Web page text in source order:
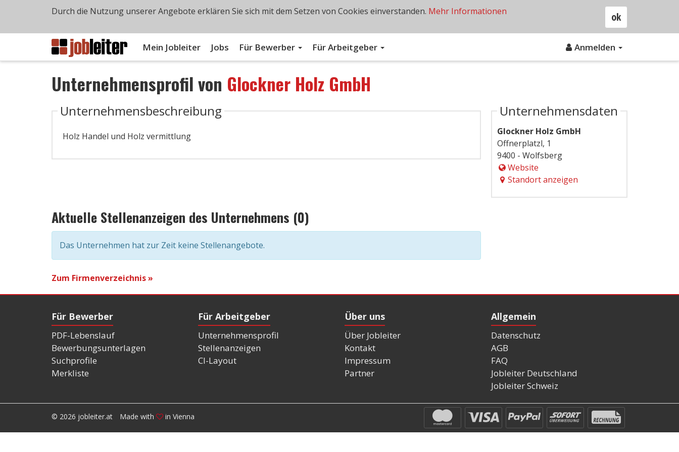
Mein Jobleiter Jobs Für Bewerber Für Arbeitgeber Anmelden
Unternehmensprofil von Glockner Holz GmbH
Unternehmensbeschreibung
Holz Handel und Holz vermittlung
Unternehmensdaten
Glockner Holz GmbH
Offnerplatzl, 1
9400 - Wolfsberg
Website
Standort anzeigen
Aktuelle Stellenanzeigen des Unternehmens (0)
Das Unternehmen hat zur Zeit keine Stellenangebote.
Zum Firmenverzeichnis »
Für Bewerber
PDF-Lebenslauf
Bewerbungsunterlagen
Suchprofile
Merkliste
Für Arbeitgeber
Unternehmensprofil
Stellenanzeigen
CI-Layout
Über uns
Über Jobleiter
Kontakt
Impressum
Partner
Allgemein
Datenschutz
AGB
FAQ
Jobleiter Deutschland
Jobleiter Schweiz
© 2026 jobleiter.at Made with in Vienna
ok
Durch die Nutzung unserer Angebote erklären Sie sich mit dem Setzen von Cookies einverstanden. Mehr Informationen